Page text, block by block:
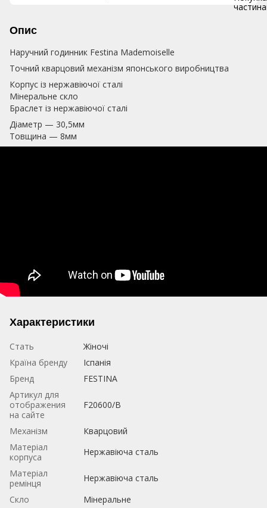
Опис
Наручний годинник Festina Mademoiselle
Точний кварцовий механізм японського виробництва
Корпус із нержавіючої сталі
Мінеральне скло
Браслет із нержавіючої сталі
Діаметр — 30,5мм
Товщина — 8мм
Характеристики
Стать
Жіночі
Країна бренду
Іспанія
Бренд
FESTINA
Артикул для
отображения
на сайте
F20600/B
Механізм
Кварцовий
Матеріал
корпуса
Нержавіюча сталь
Матеріал
ремінця
Нержавіюча сталь
Скло
Мінеральне